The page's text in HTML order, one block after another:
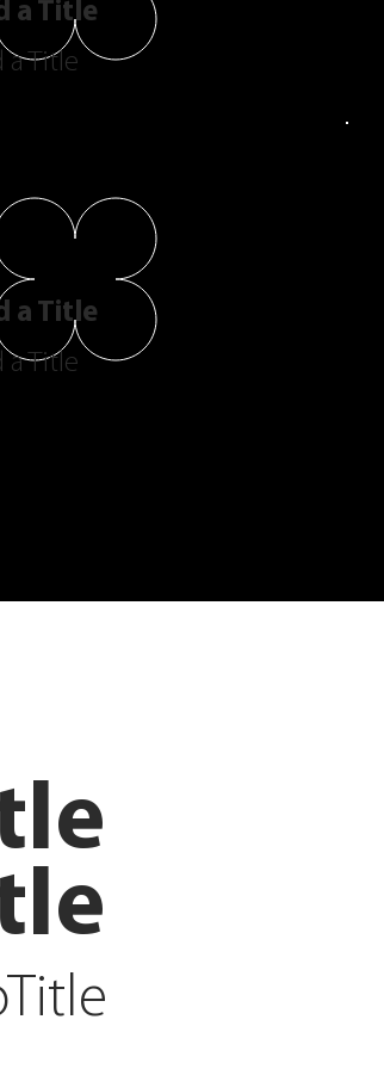
a Title
a Title
a Title
a Title